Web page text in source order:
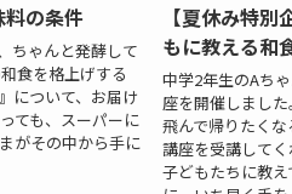
の条件
ちゃんと発酵して
食を格上げする
について、お届け
ても、スーパーに
がその中から手に
【夏休み特
もに教える和
中学2年生のAち
座を開催しまし
飛んで帰りたく
講座を受講して
子どもたちに教